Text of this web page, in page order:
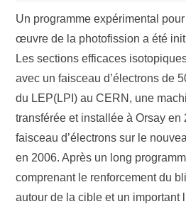
Un programme expérimental
œuvre de la photofission a été
Les sections efficaces
avec un faisceau d’électrons de
du LEP(LPI) au CERN, une
transférée et installée à Orsay en
faisceau d’électrons sur le
en 2006. Après un long
comprenant le renforcement du
autour de la cible et un important